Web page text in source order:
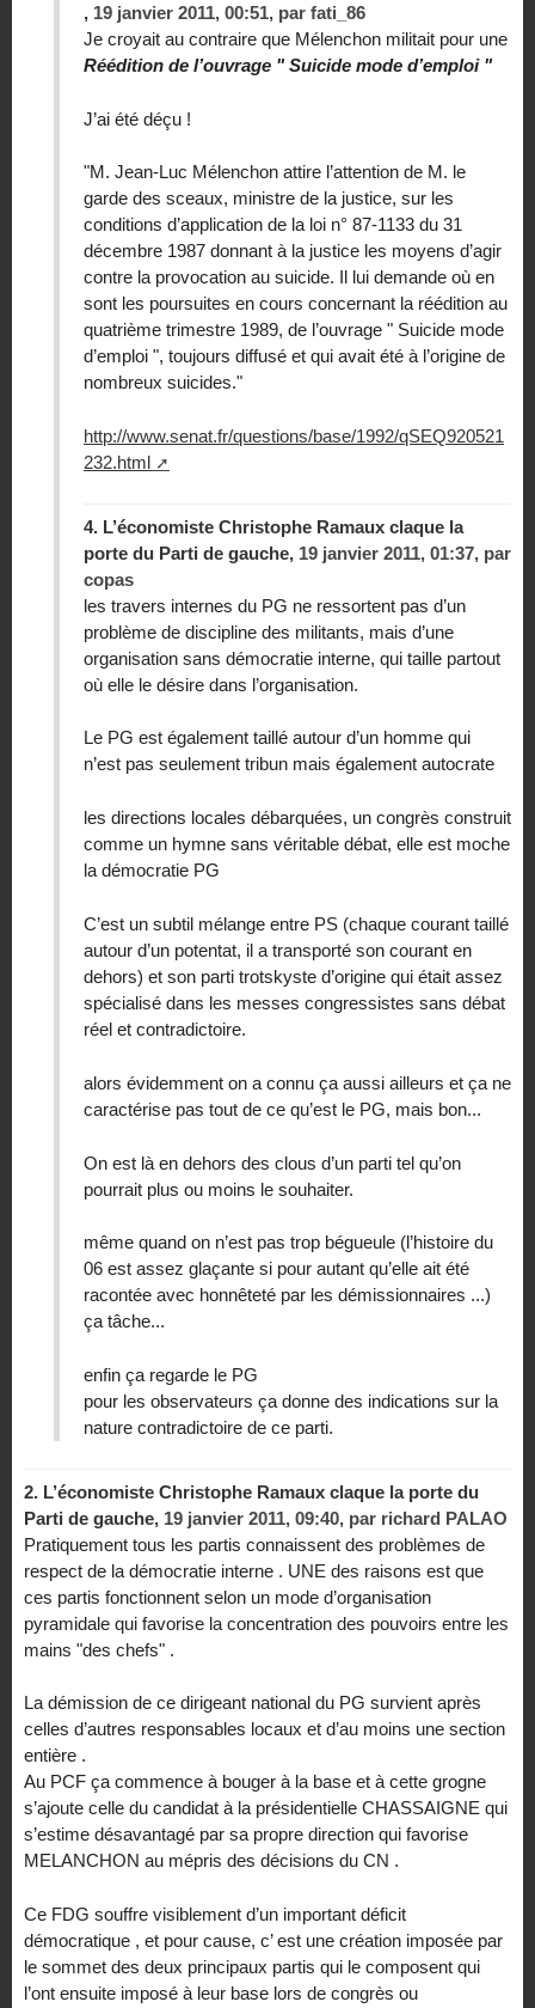
, 19 janvier 2011, 00:51, par fati_86
Je croyait au contraire que Mélenchon militait pour une
Réédition de l’ouvrage " Suicide mode d’emploi "
J’ai été déçu !
"M. Jean-Luc Mélenchon attire l’attention de M. le
garde des sceaux, ministre de la justice, sur les
conditions d’application de la loi n° 87-1133 du 31
décembre 1987 donnant à la justice les moyens d’agir
contre la provocation au suicide. Il lui demande où en
sont les poursuites en cours concernant la réédition au
quatrième trimestre 1989, de l’ouvrage " Suicide mode
d’emploi ", toujours diffusé et qui avait été à l’origine de
nombreux suicides."
http://www.senat.fr/questions/base/1992/qSEQ920521
232.html
4. L’économiste Christophe Ramaux claque la
porte du Parti de gauche, 19 janvier 2011, 01:37, par
copas
les travers internes du PG ne ressortent pas d’un
problème de discipline des militants, mais d’une
organisation sans démocratie interne, qui taille partout
où elle le désire dans l’organisation.
Le PG est également taillé autour d’un homme qui
n’est pas seulement tribun mais également autocrate
les directions locales débarquées, un congrès construit
comme un hymne sans véritable débat, elle est moche
la démocratie PG
C’est un subtil mélange entre PS (chaque courant taillé
autour d’un potentat, il a transporté son courant en
dehors) et son parti trotskyste d’origine qui était assez
spécialisé dans les messes congressistes sans débat
réel et contradictoire.
alors évidemment on a connu ça aussi ailleurs et ça ne
caractérise pas tout de ce qu’est le PG, mais bon...
On est là en dehors des clous d’un parti tel qu’on
pourrait plus ou moins le souhaiter.
même quand on n’est pas trop bégueule (l’histoire du
06 est assez glaçante si pour autant qu’elle ait été
racontée avec honnêteté par les démissionnaires ...)
ça tâche...
enfin ça regarde le PG
pour les observateurs ça donne des indications sur la
nature contradictoire de ce parti.
2. L’économiste Christophe Ramaux claque la porte du
Parti de gauche, 19 janvier 2011, 09:40, par richard PALAO
Pratiquement tous les partis connaissent des problèmes de
respect de la démocratie interne . UNE des raisons est que
ces partis fonctionnent selon un mode d’organisation
pyramidale qui favorise la concentration des pouvoirs entre les
mains "des chefs" .
La démission de ce dirigeant national du PG survient après
celles d’autres responsables locaux et d’au moins une section
entière .
Au PCF ça commence à bouger à la base et à cette grogne
s’ajoute celle du candidat à la présidentielle CHASSAIGNE qui
s’estime désavantagé par sa propre direction qui favorise
MELANCHON au mépris des décisions du CN .
Ce FDG souffre visiblement d’un important déficit
démocratique , et pour cause, c’ est une création imposée par
le sommet des deux principaux partis qui le composent qui
l’ont ensuite imposé à leur base lors de congrès ou